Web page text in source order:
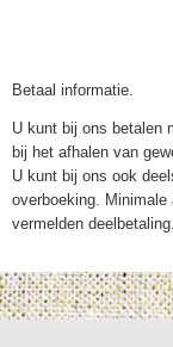
Betaal informatie.
U kunt bij ons betalen
bij het afhalen van
U kunt bij ons ook
overboeking.
vermelden deelbetaling.